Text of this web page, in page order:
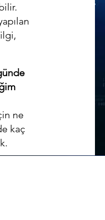
ne
kaç